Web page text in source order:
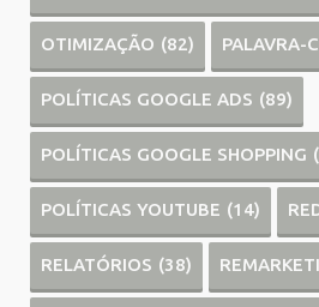
OTIMIZAÇÃO (82) PALAVRA-
POLÍTICAS GOOGLE ADS (89)
POLÍTICAS GOOGLE SHOPPING
POLÍTICAS YOUTUBE (14)
RELATÓRIOS (38)